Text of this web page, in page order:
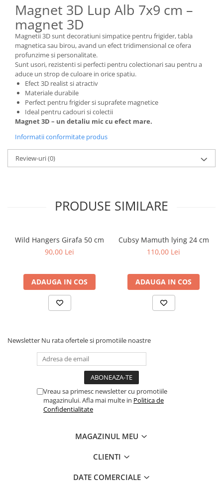
Magnet 3D Lup Alb 7x9 cm –
magnet 3D
Magnetii 3D sunt decoratiuni simpatice pentru frigider, tabla
magnetica sau birou, avand un efect tridimensional ce ofera
profunzime si personalitate.
Sunt usori, rezistenti si perfecti pentru colectionari sau pentru a
aduce un strop de culoare in orice spatiu.
Efect 3D realist si atractiv
Materiale durabile
Perfect pentru frigider si suprafete magnetice
Ideal pentru cadouri si colectii
Magnet 3D – un detaliu mic cu efect mare.
Informatii conformitate produs
Review-uri(0)
PRODUSE SIMILARE
Wild Hangers Girafa 50 cm
90,00 Lei
ADAUGA IN COS
Cubsy Mamuth lying 24 cm
110,00 Lei
ADAUGA IN COS
Newsletter Nu rata ofertele si promotiile noastre
Vreau sa primesc newsletter cu promotiile
magazinului. Afla mai multe in Politica de
Confidentialitate
MAGAZINUL MEU
CLIENTI
DATE COMERCIALE